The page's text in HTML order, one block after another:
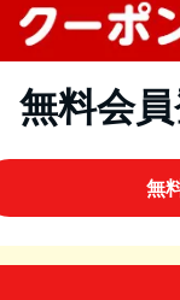
無料会
無